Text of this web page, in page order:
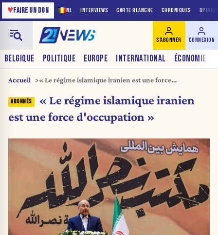
NL INTERVIEWS CARTE BLANCHE CHRONIQUES
♥FAIRE UN DON
BELGIQUE POLITIQUE EUROPE INTERNATIONAL ÉCONOMIE
S'ABONNER CONNEXION
Accueil
« Le régime islamique iranien est une force
« Le régime islamique iranien
est une force d'occupation »